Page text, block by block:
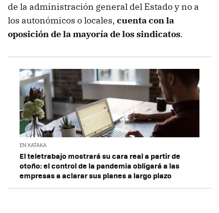
de la administración general del Estado y no a
los autonómicos o locales, cuenta con la
oposición de la mayoría de los sindicatos.
EN XATAKA
El teletrabajo mostrará su cara real a partir de
otoño: el control de la pandemia obligará a las
empresas a aclarar sus planes a largo plazo